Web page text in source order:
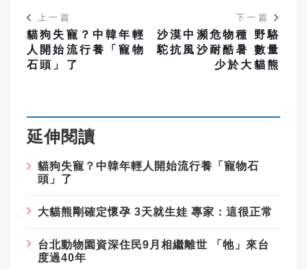
上一篇
貓狗失寵？中韓年輕
人開始流行養「寵物
石頭」了
下一篇
沙漠中瀕危物種 野駱
駝抗風沙耐酷暑 數量
少於大貓熊
延伸閱讀
貓狗失寵？中韓年輕人開始流行養「寵物石
頭」了
大貓熊剛確定懷孕 3天就生娃 專家：這很正常
台北動物園資深住民9月相繼離世 「牠」來台
度過40年